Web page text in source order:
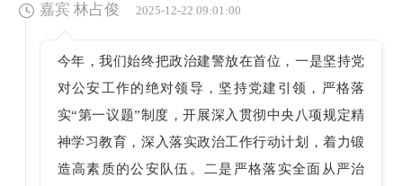
嘉宾 林占俊 2025-12-22 09:01:00
今年，我们始终把政治建警放在首位，一是坚持党
对公安工作的绝对领导，坚持党建引领，严格落
实“第一议题”制度，开展深入贯彻中央八项规定精
神学习教育，深入落实政治工作行动计划，着力锻
造高素质的公安队伍。二是严格落实全面从严治